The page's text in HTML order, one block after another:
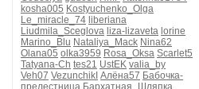
kosha005 Kostyuchenko_Olga
Le_miracle_74 liberiana
Liudmila_Sceglova liza-lizaveta lorine
Marino_Blu Nataliya_Mack Nina62
Olana05 olka3959 Rosa_Oksa Scarlet5
Tatyana-Ch tes21 UstEK valia_by
Veh07 VezunchikI Алёна57 Бабочка-
прелестница Бархатная_Шляпка